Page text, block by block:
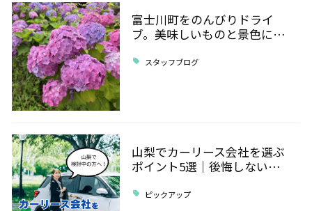
富士川町をのんびりドライ
ブ。美味しいものと景色に…
スタッフブログ
山梨でカーリース会社を選ぶ
ポイント5選｜後悔しない…
ピックアップ